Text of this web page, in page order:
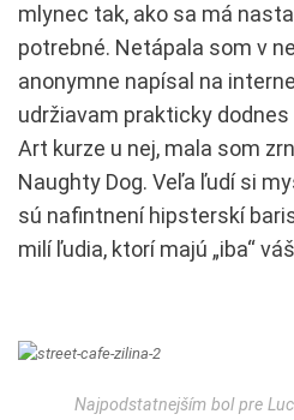
mlynec tak, ako sa má
potrebné. Netápala som v
anonymne napísal na
udržiavam prakticky
Art kurze u nej, mala som
Naughty Dog. Veľa ľudí si
sú nafintnení hipsterskí
milí ľudia, ktorí majú „iba“
Najpodstatnejším bol pre